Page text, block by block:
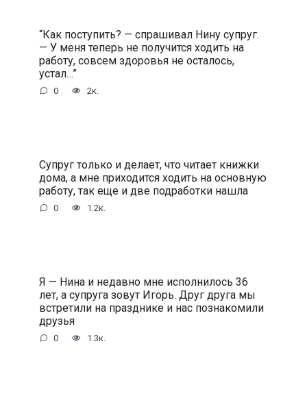
“Как поступить? — спрашивал Нину супруг.
— У меня теперь не получится ходить на
работу, совсем здоровья не осталось,
устал…”
0 2к.
Супруг только и делает, что читает книжки
дома, а мне приходится ходить на основную
работу, так еще и две подработки нашла
0 1.2к.
Я — Нина и недавно мне исполнилось 36
лет, а супруга зовут Игорь. Друг друга мы
встретили на празднике и нас познакомили
друзья
0 1.3к.